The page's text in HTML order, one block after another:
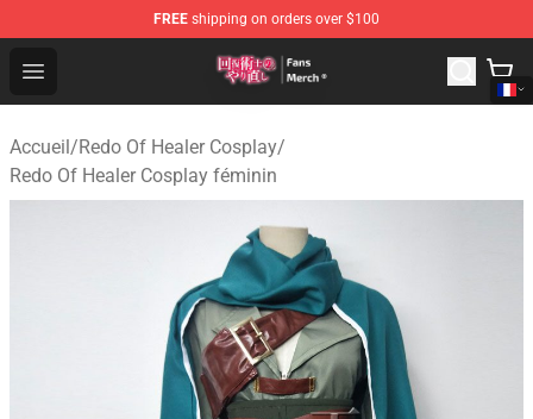
FREE shipping on orders over $100
Open menu
Redo Of Healer Store - Official Redo Of Healer
Accueil/Redo Of Healer Cosplay/
Redo Of Healer Cosplay féminin